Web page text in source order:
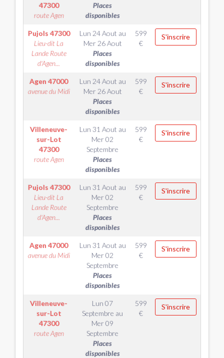
47300
route Agen
Places
disponibles
Pujols 47300
Lieu-dit La
Lande Route
d'Agen...
Lun 24 Aout au
Mer 26 Aout
Places
disponibles
599
€
S'inscrire
Agen 47000
avenue du Midi
Lun 24 Aout au
Mer 26 Aout
Places
disponibles
599
€
S'inscrire
Villeneuve-
sur-Lot
47300
route Agen
Lun 31 Aout au
Mer 02
Septembre
Places
disponibles
599
€
S'inscrire
Pujols 47300
Lieu-dit La
Lande Route
d'Agen...
Lun 31 Aout au
Mer 02
Septembre
Places
disponibles
599
€
S'inscrire
Agen 47000
avenue du Midi
Lun 31 Aout au
Mer 02
Septembre
Places
disponibles
599
€
S'inscrire
Villeneuve-
sur-Lot
47300
route Agen
Lun 07
Septembre au
Mer 09
Septembre
Places
disponibles
599
€
S'inscrire